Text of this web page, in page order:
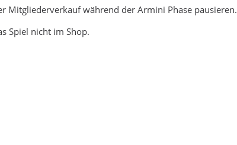
Mitgliederverkauf während der Armini Phase pausieren.
Spiel nicht im Shop.